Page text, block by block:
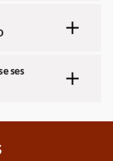
ses